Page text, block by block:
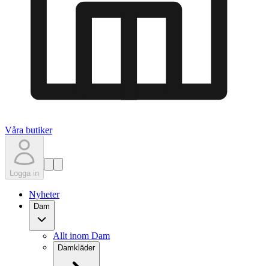
Våra butiker
Logga in
Nyheter
Dam
Allt inom Dam
Damkläder